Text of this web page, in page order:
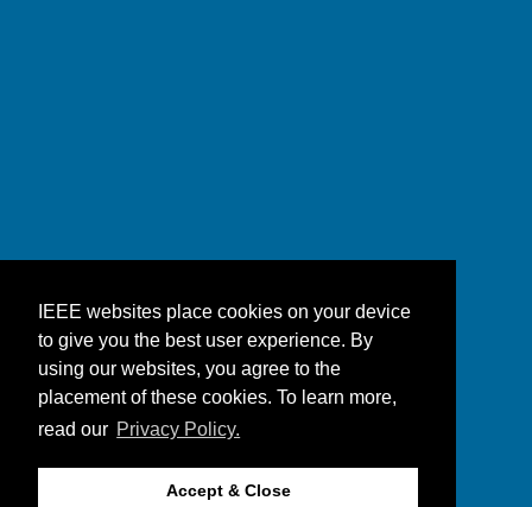
IEEE websites place cookies on your device
to give you the best user experience. By
using our websites, you agree to the
placement of these cookies. To learn more,
read our Privacy Policy.
Accept & Close